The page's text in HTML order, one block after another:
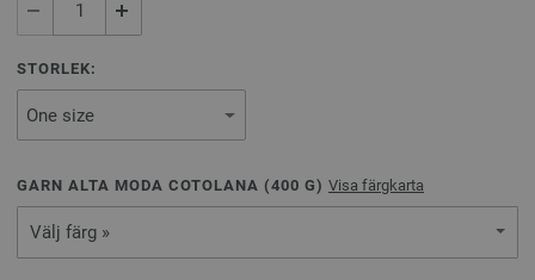
STORLEK:
GARN ALTA MODA COTOLANA (400 G) Visa färgkarta
Välj färg »